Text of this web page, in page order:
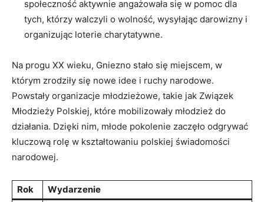
społeczność aktywnie angażowała się w pomoc dla
tych, którzy walczyli o wolność, wysyłając darowizny i
organizując loterie charytatywne.
Na progu XX wieku, Gniezno stało się miejscem, w
którym zrodziły się nowe idee i ruchy narodowe.
Powstały organizacje młodzieżowe, takie jak Związek
Młodzieży Polskiej, które mobilizowały młodzież do
działania. Dzięki nim, młode pokolenie zaczęło odgrywać
kluczową rolę w kształtowaniu polskiej świadomości
narodowej.
Rok Wydarzenie